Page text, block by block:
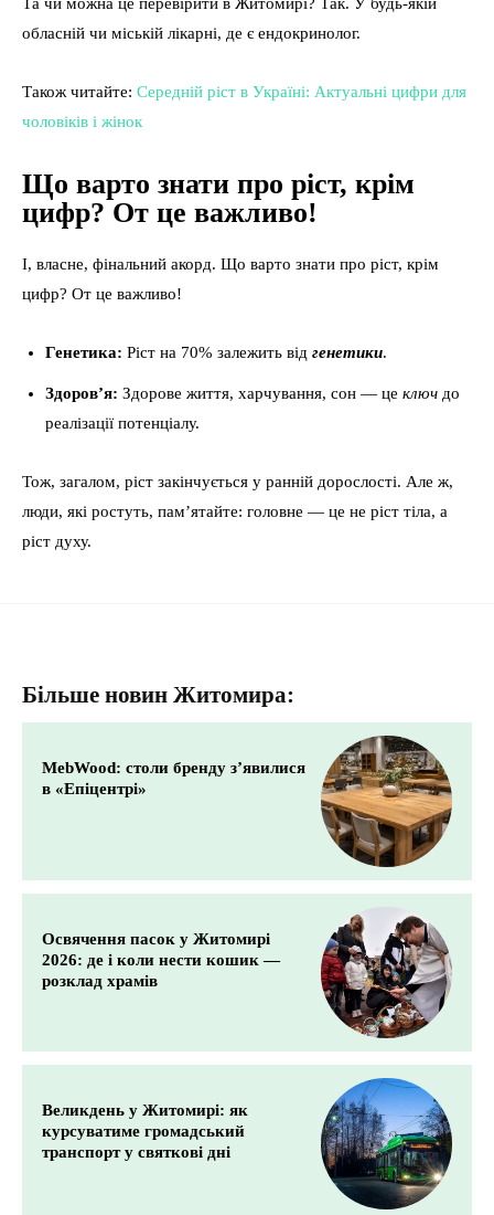
обласній чи міській лікарні, де є ендокринолог.
Також читайте: Середній ріст в Україні: Актуальні цифри для
чоловіків і жінок
Що варто знати про ріст, крім
цифр? От це важливо!
І, власне, фінальний акорд. Що варто знати про ріст, крім
цифр? От це важливо!
Генетика: Ріст на 70% залежить від генетики.
Здоров’я: Здорове життя, харчування, сон — це ключ до
реалізації потенціалу.
Тож, загалом, ріст закінчується у ранній дорослості. Але ж,
люди, які ростуть, пам’ятайте: головне — це не ріст тіла, а
ріст духу.
Більше новин Житомира:
MebWood: столи бренду з’явилися
в «Епіцентрі»
Освячення пасок у Житомирі
2026: де і коли нести кошик —
розклад храмів
Великдень у Житомирі: як
курсуватиме громадський
транспорт у святкові дні